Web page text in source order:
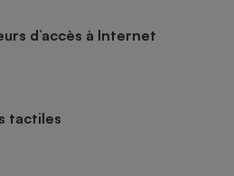
d’accès à Internet
tactiles